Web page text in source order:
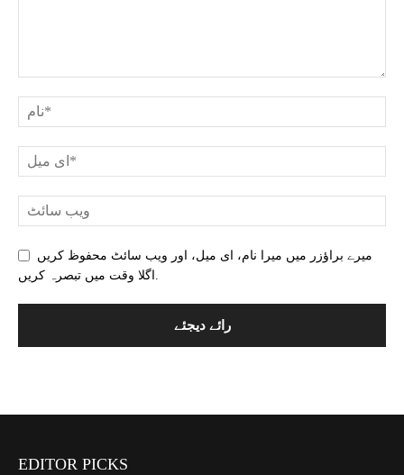
میرے براؤزر میں میرا نام، ای میل، اور ویب سائٹ محفوظ کریں
اگلا وقت میں تبصرہ کریں.
EDITOR PICKS